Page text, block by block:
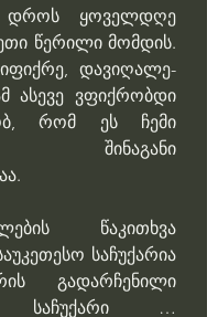
ყოველდღე
წერილი მომდის.
დავიღალე-
ასევე ვფიქრობდი
რომ ეს ჩემი
შინაგანი
წაკითხვა
საჩუქარია
გადარჩენილი
საჩუქარი …